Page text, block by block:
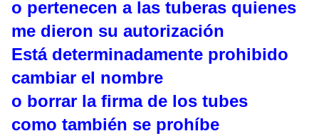
o pertenecen a las tuberas quienes
me dieron su autorización
Está determinadamente prohibido
cambiar el nombre
o borrar la firma de los tubes
como también se prohíbe